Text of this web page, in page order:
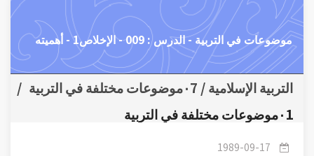
موضوعات في التربية - الدرس : 009 - الإخلاص1 - أهميته
التربية الإسلامية / ٠7موضوعات مختلفة في التربية
/
٠1موضوعات مختلفة في التربية
1989-09-17